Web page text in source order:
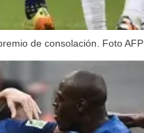
de consolación. Foto AFP